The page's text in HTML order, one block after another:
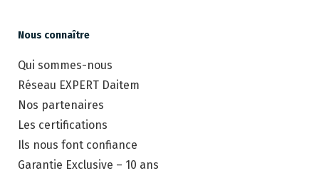
Nous connaître
Qui sommes-nous
Réseau EXPERT Daitem
Nos partenaires
Les certifications
Ils nous font confiance
Garantie Exclusive – 10 ans